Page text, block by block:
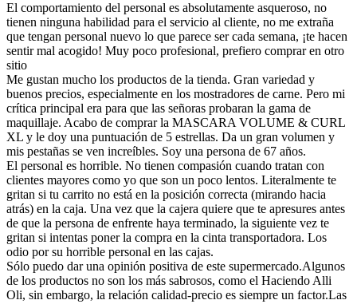
El comportamiento del personal es absolutamente asqueroso, no
tienen ninguna habilidad para el servicio al cliente, no me extraña
que tengan personal nuevo lo que parece ser cada semana, ¡te hacen
sentir mal acogido! Muy poco profesional, prefiero comprar en otro
sitio
Me gustan mucho los productos de la tienda. Gran variedad y
buenos precios, especialmente en los mostradores de carne. Pero mi
crítica principal era para que las señoras probaran la gama de
maquillaje. Acabo de comprar la MASCARA VOLUME & CURL
XL y le doy una puntuación de 5 estrellas. Da un gran volumen y
mis pestañas se ven increíbles. Soy una persona de 67 años.
El personal es horrible. No tienen compasión cuando tratan con
clientes mayores como yo que son un poco lentos. Literalmente te
gritan si tu carrito no está en la posición correcta (mirando hacia
atrás) en la caja. Una vez que la cajera quiere que te apresures antes
de que la persona de enfrente haya terminado, la siguiente vez te
gritan si intentas poner la compra en la cinta transportadora. Los
odio por su horrible personal en las cajas.
Sólo puedo dar una opinión positiva de este supermercado.Algunos
de los productos no son los más sabrosos, como el Haciendo Alli
Oli, sin embargo, la relación calidad-precio es siempre un factor.Las